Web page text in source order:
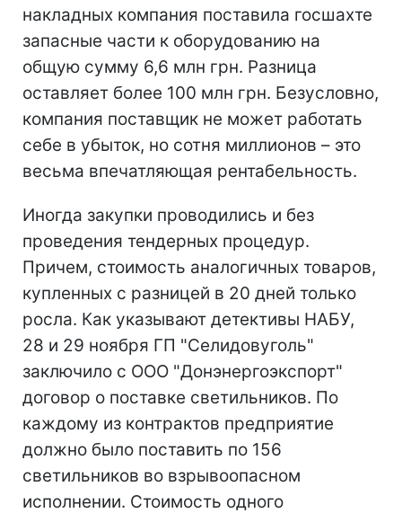
накладных компания поставила госшахте
запасные части к оборудованию на
общую сумму 6,6 млн грн. Разница
оставляет более 100 млн грн. Безусловно,
компания поставщик не может работать
себе в убыток, но сотня миллионов – это
весьма впечатляющая рентабельность.
Иногда закупки проводились и без
проведения тендерных процедур.
Причем, стоимость аналогичных товаров,
купленных с разницей в 20 дней только
росла. Как указывают детективы НАБУ,
28 и 29 ноября ГП "Селидовуголь"
заключило с ООО "Донэнергоэкспорт"
договор о поставке светильников. По
каждому из контрактов предприятие
должно было поставить по 156
светильников во взрывоопасном
исполнении. Стоимость одного